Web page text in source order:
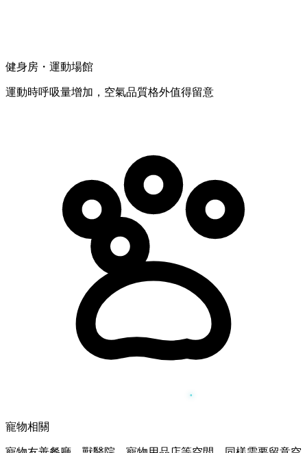
健身房・運動場館
運動時呼吸量增加，空氣品質格外值得留意
寵物相關